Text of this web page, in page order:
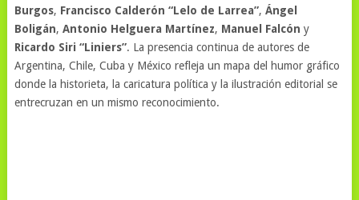
Burgos, Francisco Calderón “Lelo de Larrea”, Ángel
Boligán, Antonio Helguera Martínez, Manuel Falcón y
Ricardo Siri “Liniers”. La presencia continua de autores de
Argentina, Chile, Cuba y México refleja un mapa del humor gráfico
donde la historieta, la caricatura política y la ilustración editorial se
entrecruzan en un mismo reconocimiento.